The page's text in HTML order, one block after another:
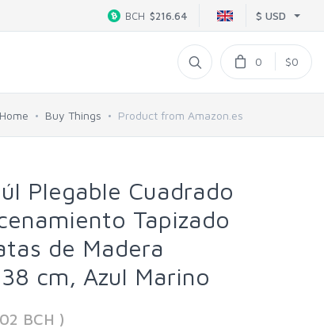
$ USD
BCH $216.64
0 $0
Home Buy Things Product from Amazon.es
Plegable Cuadrado
Tapizado
de Madera
cm, Azul Marino
BCH )